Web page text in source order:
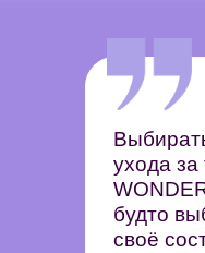
ухода
будто
своё
АДРЕС